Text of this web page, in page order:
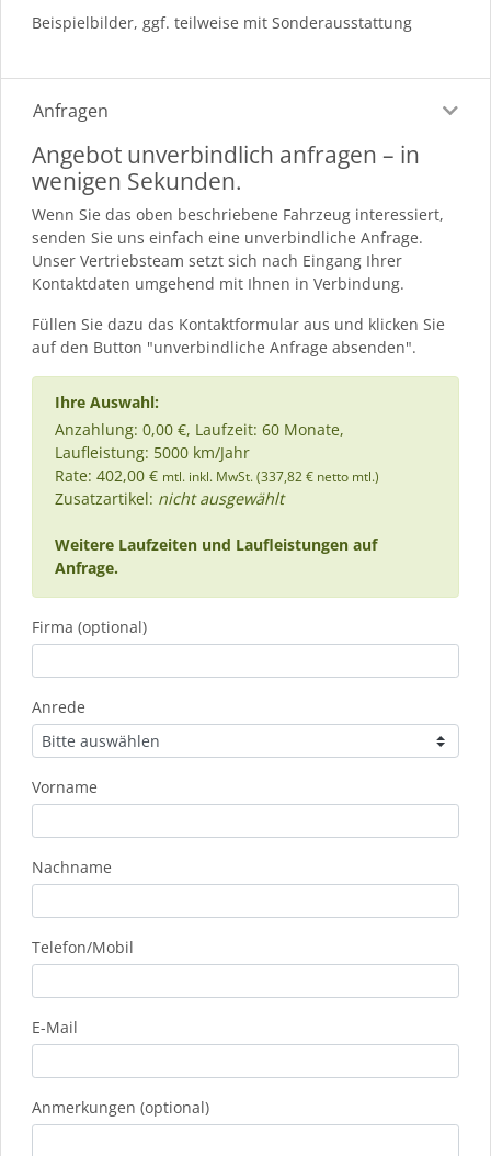
Beispielbilder, ggf. teilweise mit Sonderausstattung
Anfragen
Angebot unverbindlich anfragen – in
wenigen Sekunden.
Wenn Sie das oben beschriebene Fahrzeug interessiert,
senden Sie uns einfach eine unverbindliche Anfrage.
Unser Vertriebsteam setzt sich nach Eingang Ihrer
Kontaktdaten umgehend mit Ihnen in Verbindung.
Füllen Sie dazu das Kontaktformular aus und klicken Sie
auf den Button "unverbindliche Anfrage absenden".
Ihre Auswahl:
Anzahlung: 0,00 €, Laufzeit: 60 Monate,
Laufleistung: 5000 km/Jahr
Rate: 402,00 € mtl. inkl. MwSt. (337,82 € netto mtl.)
Zusatzartikel: nicht ausgewählt
Weitere Laufzeiten und Laufleistungen auf
Anfrage.
Firma (optional)
Anrede
Vorname
Nachname
Telefon/Mobil
E-Mail
Anmerkungen (optional)